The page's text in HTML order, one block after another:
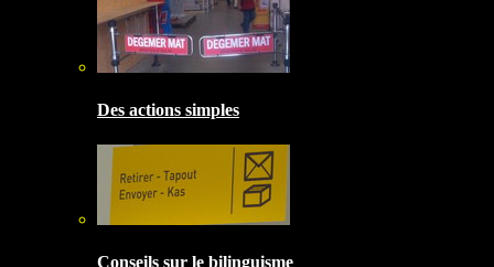
Des actions simples
Conseils sur le bilinguisme